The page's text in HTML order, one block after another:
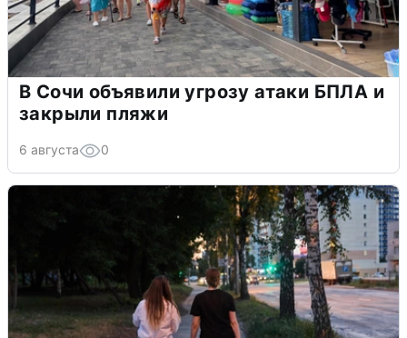
В Сочи объявили угрозу атаки БПЛА и
закрыли пляжи
6 августа 0